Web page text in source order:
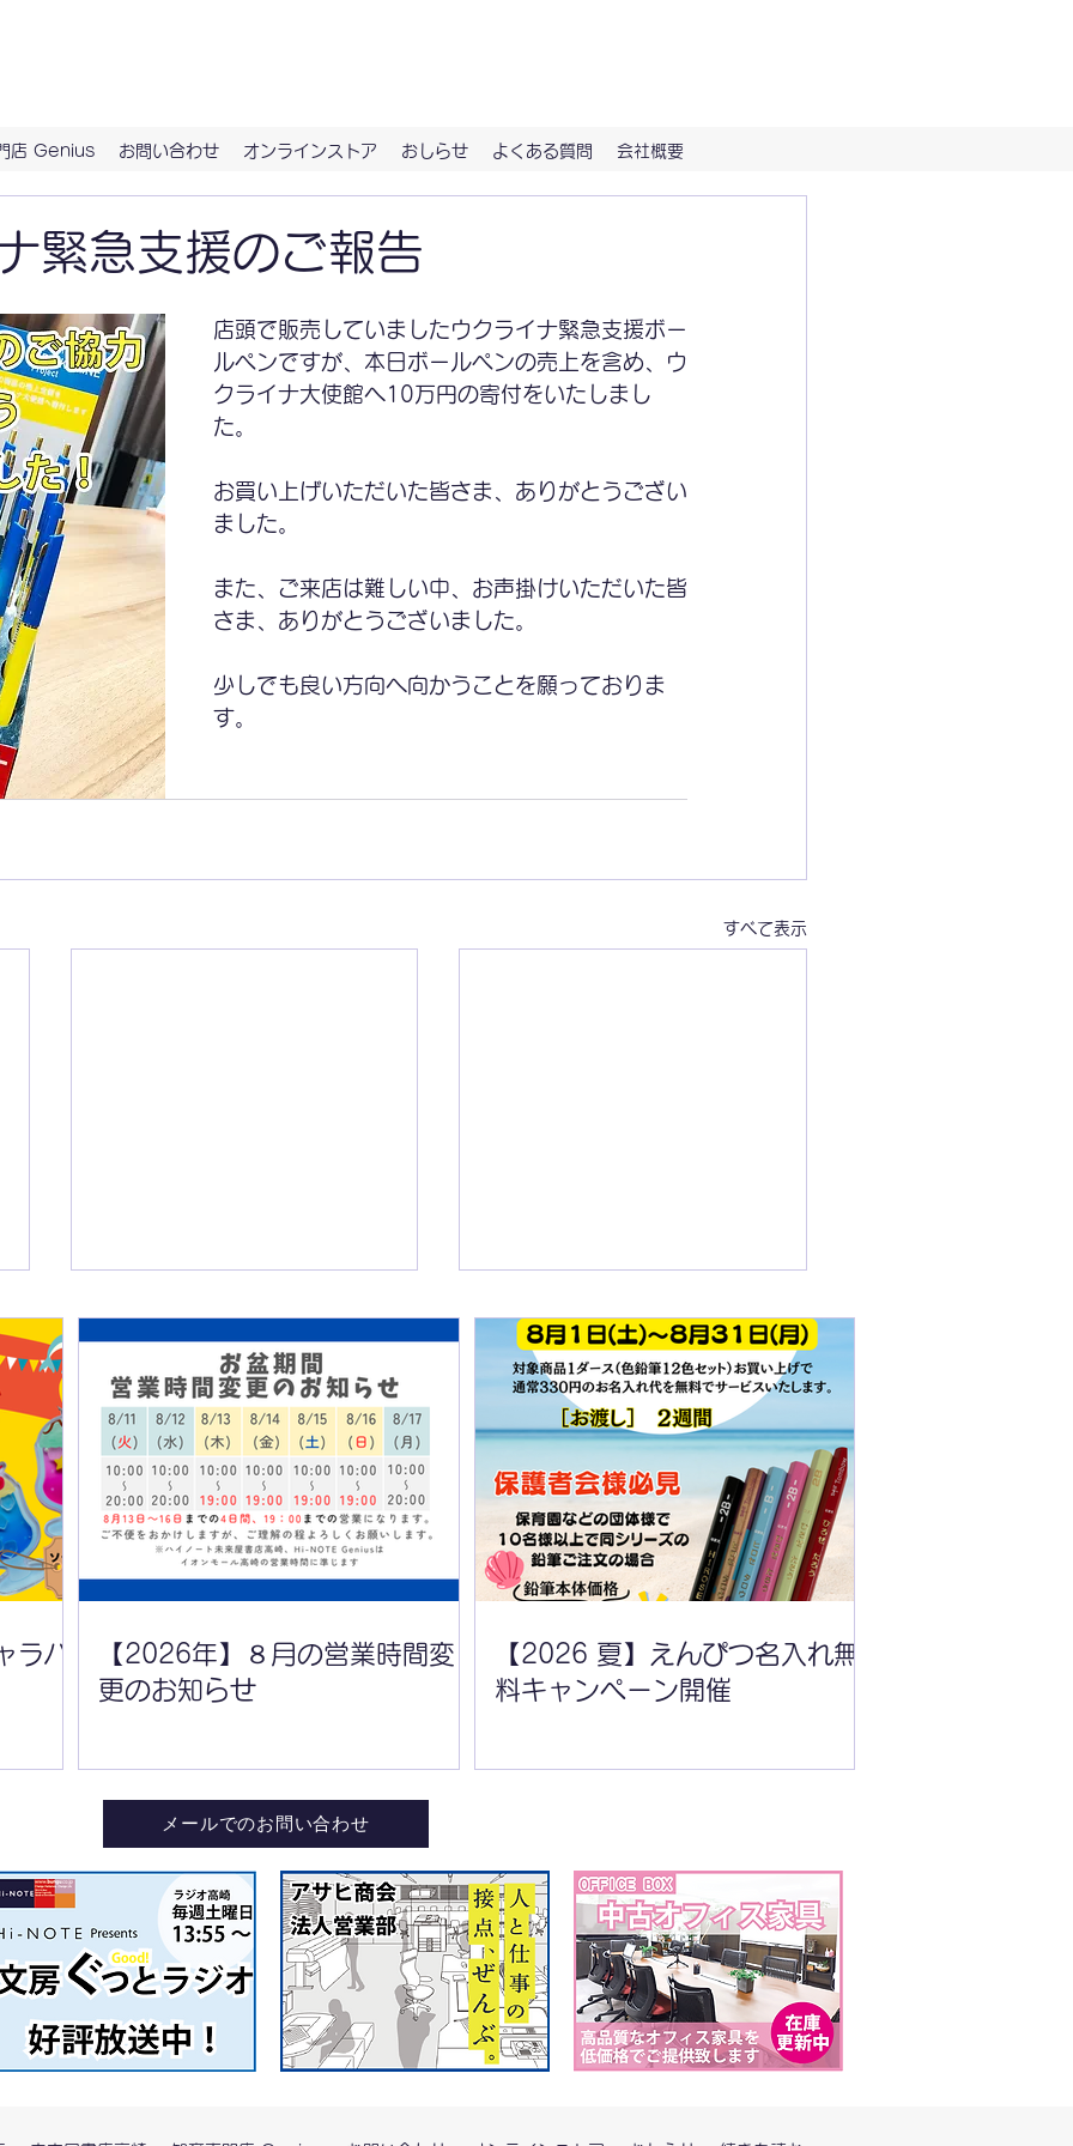
店 Genius お問い合わせ オンラインストア おしらせ よくある質問 会社概要
緊急支援のご報告
店頭で販売していましたウクライナ緊急支援ボー
ルペンですが、本日ボールペンの売上を含め、ウ
クライナ大使館へ10万円の寄付をいたしまし
た。
お買い上げいただいた皆さま、ありがとうござい
ました。
また、ご来店は難しい中、お声掛けいただいた皆
さま、ありがとうございました。
少しでも良い方向へ向かうことを願っておりま
す。
すべて表示
【2026年】８月の営業時間
変更のお知らせ
【2026 夏】えんぴつ名入れ
無料キャンペーン開催
ラバ
【2026年】８月の営業時間変
更のお知らせ
【2026 夏】えんぴつ名入れ無
料キャンペーン開催
メールでのお問い合わせ